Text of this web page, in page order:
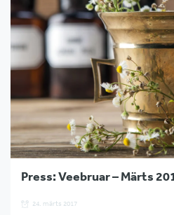
Press: Veebruar – Märts
24. märts 2017